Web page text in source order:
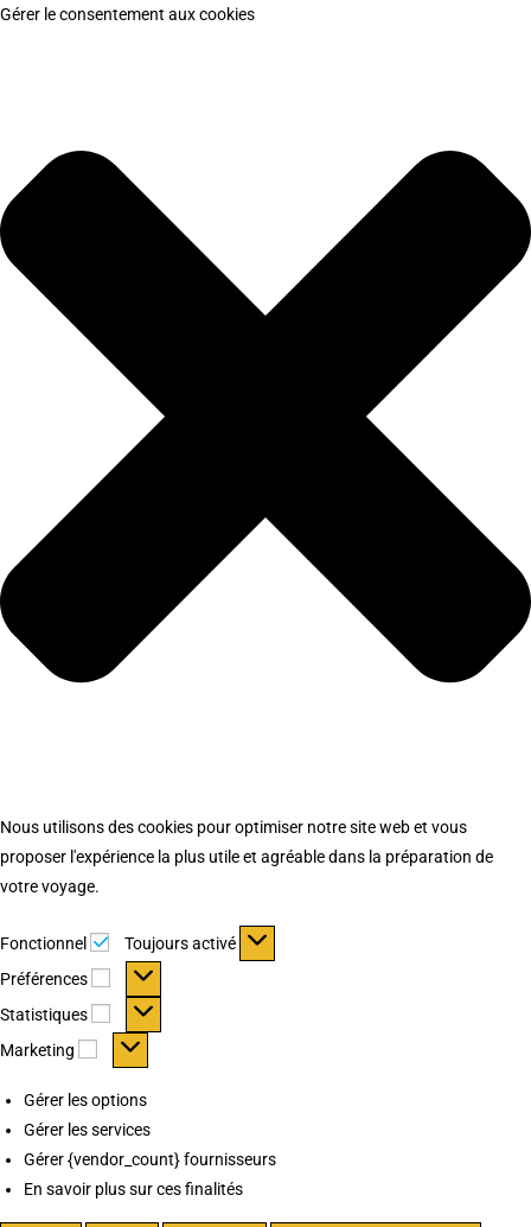
Gérer le consentement aux cookies
Nous utilisons des cookies pour optimiser notre site web et vous
proposer l'expérience la plus utile et agréable dans la préparation de
votre voyage.
Fonctionnel Fonctionnel
Toujours activé
Préférences
Préférences
Statistiques Statistiques
Marketing Marketing
Gérer les options
Gérer les services
Gérer {vendor_count} fournisseurs
En savoir plus sur ces finalités